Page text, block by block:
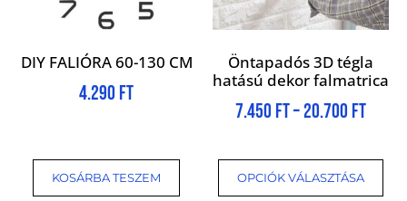
DIY FALIÓRA 60-130 CM
4.290 Ft
KOSÁRBA TESZEM
Öntapadós 3D tégla
hatású dekor falmatrica
7.450 Ft–20.700 Ft
OPCIÓK VÁLASZTÁSA